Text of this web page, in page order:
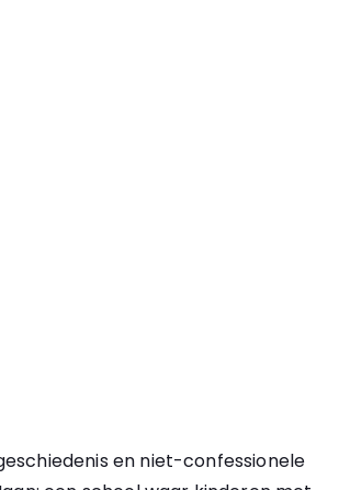
en niet-confessionele